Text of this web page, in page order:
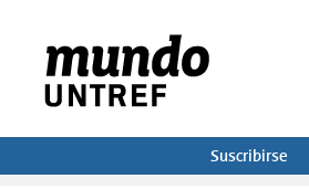
Suscribirse